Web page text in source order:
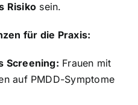
Risiko sein.
für die Praxis:
Screening: Frauen mit
auf PMDD-Symptome